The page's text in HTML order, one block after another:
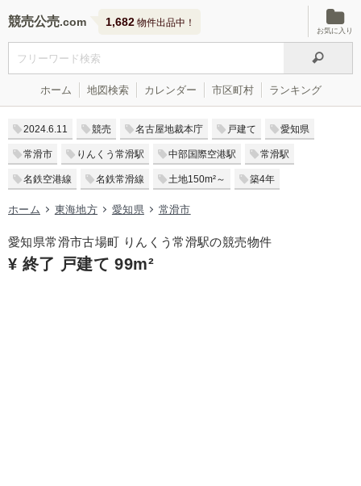
競売公売 1,682 物件出品中！
お気に入り
ホーム 地図検索 カレンダー 市区町村 ランキング
2024.6.11 競売 名古屋地裁本庁 戸建て 愛知県
常滑市 りんくう常滑駅 中部国際空港駅 常滑駅
名鉄空港線 名鉄常滑線 土地150m²～ 築4年
ホーム 東海地方 愛知県 常滑市
愛知県常滑市古場町 りんくう常滑駅の競売物件
¥ 終了 戸建て 99m²